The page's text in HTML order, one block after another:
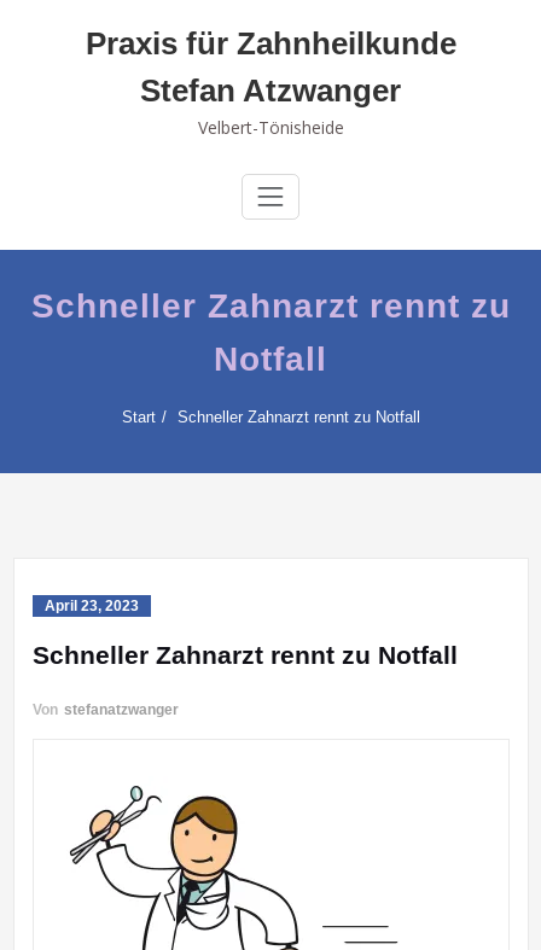
Praxis für Zahnheilkunde
Stefan Atzwanger
Velbert-Tönisheide
Schneller Zahnarzt rennt zu
Notfall
Start Schneller Zahnarzt rennt zu Notfall
April 23, 2023
Schneller Zahnarzt rennt zu Notfall
Von stefanatzwanger